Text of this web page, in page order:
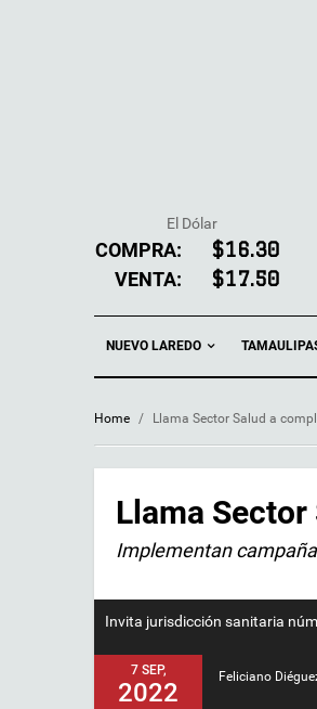
El Dólar
COMPRA: $16.30
VENTA: $17.50
NUEVO LAREDO
Home / Llama Sector Salud a
Llama
Implementan
Invita jurisdicción sanitaria
7 SEP,
2022
Feliciano